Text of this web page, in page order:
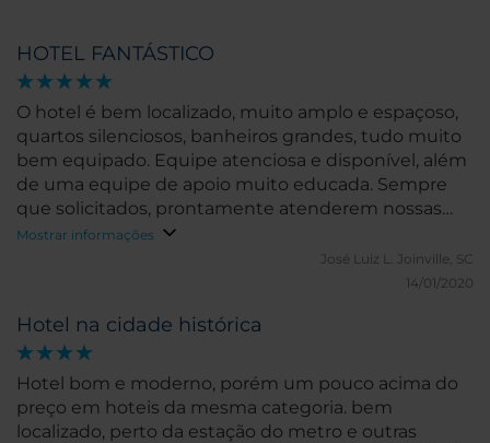
HOTEL FANTÁSTICO
O hotel é bem localizado, muito amplo e espaçoso,
quartos silenciosos, banheiros grandes, tudo muito
bem equipado. Equipe atenciosa e disponível, além
de uma equipe de apoio muito educada. Sempre
que solicitados, prontamente atenderem nossas
necessidades e auxiliaram com informações
Mostrar informações
José Luiz L.
Joinville, SC
14/01/2020
Hotel na cidade histórica
Hotel bom e moderno, porém um pouco acima do
preço em hoteis da mesma categoria. bem
localizado, perto da estação do metro e outras